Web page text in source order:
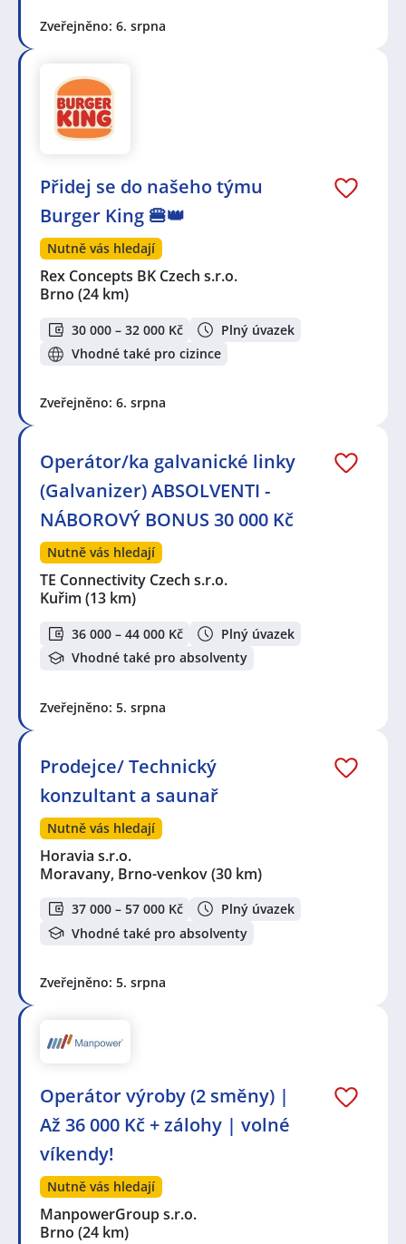
Zveřejněno: 6. srpna
Přidej se do našeho týmu
Burger King 🍔👑
Nutně vás hledají
Rex Concepts BK Czech s.r.o.
Brno (24 km)
30 000 – 32 000 Kč
Plný úvazek
Vhodné také pro cizince
Zveřejněno: 6. srpna
Operátor/ka galvanické linky
(Galvanizer) ABSOLVENTI -
NÁBOROVÝ BONUS 30 000 Kč
Nutně vás hledají
TE Connectivity Czech s.r.o.
Kuřim (13 km)
36 000 – 44 000 Kč
Plný úvazek
Vhodné také pro absolventy
Zveřejněno: 5. srpna
Prodejce/ Technický
konzultant a saunař
Nutně vás hledají
Horavia s.r.o.
Moravany, Brno-venkov(30 km)
37 000 – 57 000 Kč
Plný úvazek
Vhodné také pro absolventy
Zveřejněno: 5. srpna
Operátor výroby (2 směny) |
Až 36 000 Kč + zálohy | volné
víkendy!
Nutně vás hledají
ManpowerGroup s.r.o.
Brno (24 km)